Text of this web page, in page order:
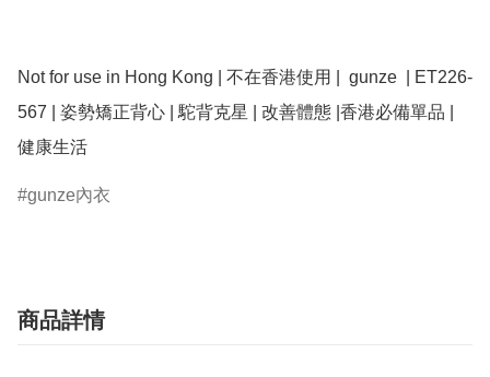
Not for use in Hong Kong | 不在香港使用 |  gunze  | ET226-
567 | 姿勢矯正背心 | 駝背克星 | 改善體態 |香港必備單品 |
健康生活
gunze內衣
商品詳情